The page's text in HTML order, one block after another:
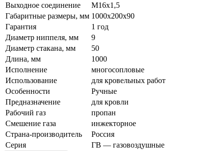
Выходное соединение
М16х1,5
Габаритные размеры, мм 1000х200х90
Гарантия
1 год
Диаметр ниппеля, мм
9
Диаметр стакана, мм
50
Длина, мм
1000
Исполнение
многосопловые
Использование
для кровельных работ
Особенности
Ручные
Предназначение
для кровли
Рабочий газ
пропан
Смешение газа
инжекторное
Страна-производитель
Россия
Серия
ГВ — газовоздушные